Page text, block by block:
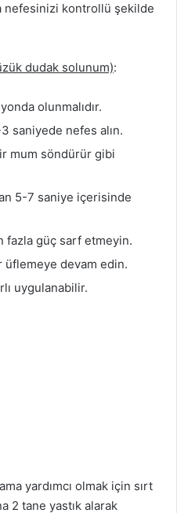
nefesinizi kontrollü şekilde
dudak solunum):
olunmalıdır.
saniyede nefes alın.
mum söndürür gibi
5-7 saniye içerisinde
fazla güç sarf etmeyin.
devam edin.
uygulanabilir.
yardımcı olmak için sırt
2 tane yastık alarak